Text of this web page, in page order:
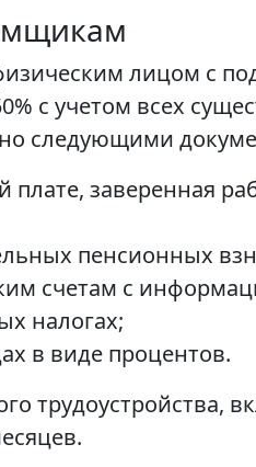
лицом с
с учетом всех
следующими
плате, заверенная
пенсионных
счетам с
налогах;
в виде процентов.
трудоустройства,